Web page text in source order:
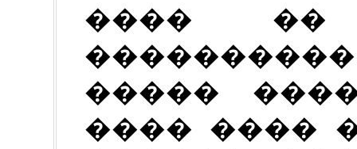
���� ��
�����
���� ����